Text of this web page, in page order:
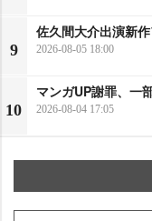
9
佐久間大介出演新
2026-08-05 18:00
10
マンガUP謝罪、一
2026-08-04 17:05